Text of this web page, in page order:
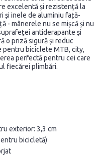
excelentă și rezistență la
și inele de aluminiu față-
- mânerele nu se mișcă și nu
antiderapante și
o priză sigură și reduc
biciclete MTB, city,
perfectă pentru cei care
fiecărei plimbări.
exterior: 3,3 cm
bicicletă)